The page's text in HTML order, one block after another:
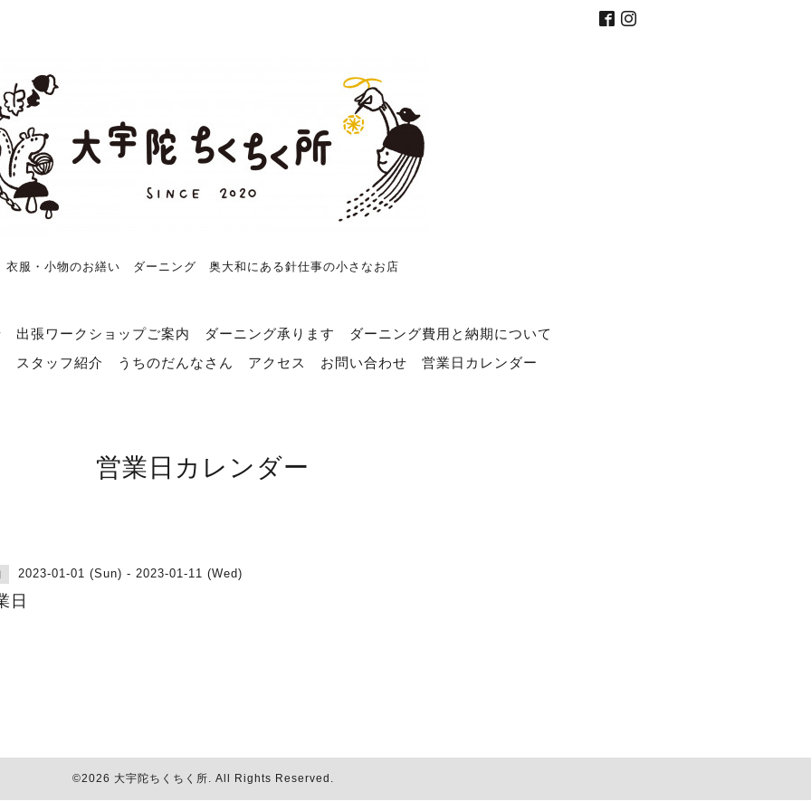
衣服・小物のお繕い ダーニング 奥大和にある針仕事の小さなお店
出張ワークショップご案内 ダーニング承ります
ダーニング費用と納期について
スタッフ紹介 うちのだんなさん アクセス お問い合わせ 営業日カレンダー
営業日カレンダー
2023-01-01 (Sun) - 2023-01-11 (Wed)
日
©2026 大宇陀ちくちく所. All Rights Reserved.